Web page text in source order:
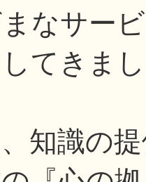
なサー
てきま
知識の